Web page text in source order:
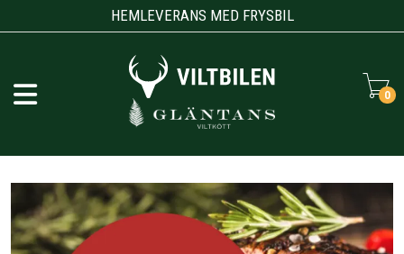
HEMLEVERANS MED FRYSBIL
0